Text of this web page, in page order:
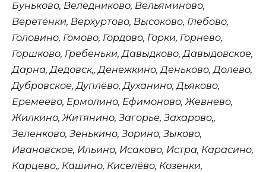
Буньково, Веледниково, Вельяминово,
Веретёнки, Верхуртово, Высоково, Глебово,
Головино, Гомово, Гордово, Горки, Горнево,
Горшково, Гребеньки, Давыдково, Давыдовское,
Дарна, Дедовск,, Денежкино, Деньково, Долево,
Дубровское, Дуплёво, Духанино, Дьяково,
Еремеево, Ермолино, Ефимоново, Жевнево,
Жилкино, Житянино, Загорье, Захарово,,
Зеленково, Зенькино, Зорино, Зыково,
Ивановское, Ильино, Исаково, Истра, Карасино,
Карцево,, Кашино, Киселёво, Козенки,